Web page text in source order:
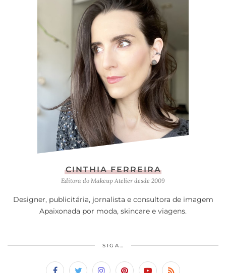
CINTHIA FERREIRA
Editora do Makeup Atelier desde 2009
Designer, publicitária, jornalista e consultora de imagem
Apaixonada por moda, skincare e viagens.
SIGA…